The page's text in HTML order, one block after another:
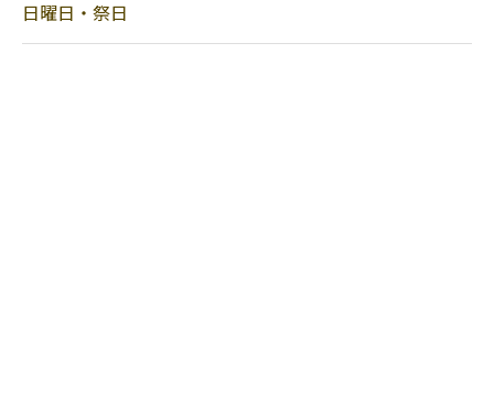
日曜日・祭日